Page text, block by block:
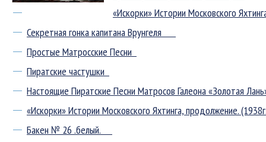
«Искорки» Истории Московского
Секретная гонка капитана Врунгеля
Простые Матросские Песни
Пиратские частушки
Настоящие Пиратские Песни Матросов Галеона «Золотая
«Искорки» Истории Московского Яхтинга, продолжение.
Бакен № 26 .белый.